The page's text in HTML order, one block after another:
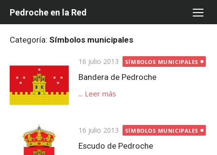
Pedroche en la Red
Categoría: Símbolos municipales
Publicada
el
16 julio 2013 SÍMBOLOS MUNICIPALES
Bandera de Pedroche
... Leer más
Publicada
el
16 julio 2013 SÍMBOLOS MUNICIPALES
Escudo de Pedroche